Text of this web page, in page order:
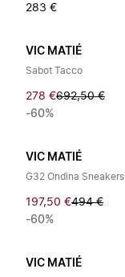
283 €
VIC MATIÉ
Sabot Tacco
278 €692,50 €
-60%
VIC MATIÉ
G32 Ondina Sneakers
197,50 €494 €
-60%
VIC MATIÉ